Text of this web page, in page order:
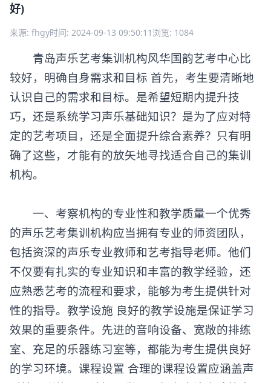
好)
来源: fhgy时间: 2024-09-13 09:50:11 浏览: 1084
青岛声乐艺考集训机构风华国韵艺考中心比
较好，明确自身需求和目标 首先，考生要清晰地
认识自己的需求和目标。是希望短期内提升技
巧，还是系统学习声乐基础知识？是为了应对特
定的艺考项目，还是全面提升综合素养？只有明
确了这些，才能有的放矢地寻找适合自己的集训
机构。
一、考察机构的专业性和教学质量一个优秀
的声乐艺考集训机构应当拥有专业的师资团队，
包括资深的声乐专业教师和艺考指导老师。他们
不仅要有扎实的专业知识和丰富的教学经验，还
应熟悉艺考的流程和要求，能够为考生提供针对
性的指导。教学设施 良好的教学设施是保证学习
效果的重要条件。先进的音响设备、宽敞的排练
室、充足的乐器练习室等，都能为考生提供良好
的学习环境。课程设置 合理的课程设置应涵盖声